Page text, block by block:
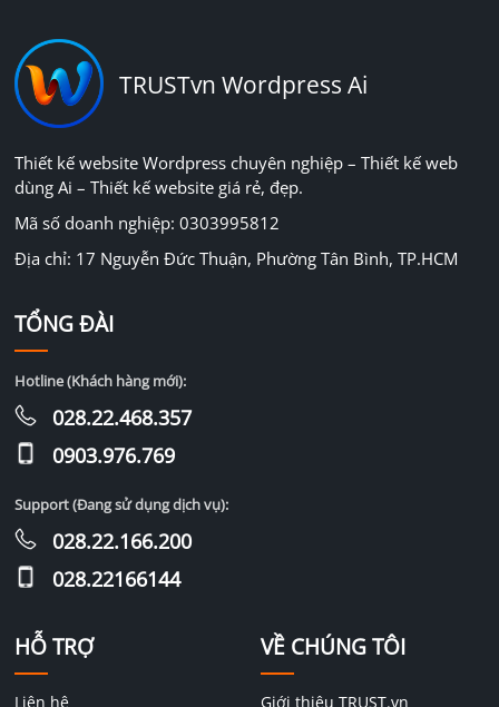
TRUSTvn Wordpress Ai
Thiết kế website Wordpress chuyên nghiệp – Thiết kế web
dùng Ai – Thiết kế website giá rẻ, đẹp.
Mã số doanh nghiệp: 0303995812
Địa chỉ: 17 Nguyễn Đức Thuận, Phường Tân Bình, TP.HCM
HỖ TRỢ
Liên hệ
VỀ CHÚNG TÔI
Giới thiệu TRUST.vn
TỔNG ĐÀI
Hotline (Khách hàng mới):
028.22.468.357
0903.976.769
Support (Đang sử dụng dịch vụ):
028.22.166.200
028.22166144